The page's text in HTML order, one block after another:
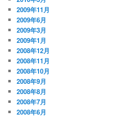
2009年11月
2009年6月
2009年3月
2009年1月
2008年12月
2008年11月
2008年10月
2008年9月
2008年8月
2008年7月
2008年6月